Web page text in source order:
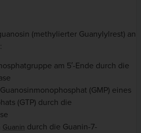
(methylierter Guanylylrest) an
am 5′-Ende durch die
(GMP) eines
(GTP) durch die
Guanin durch die Guanin-7-